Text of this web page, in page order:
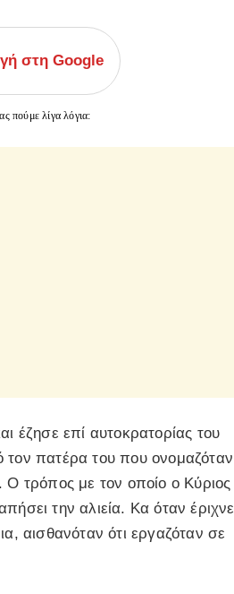
στη Google
πούμε λίγα λόγια:
έζησε επί αυτοκρατορίας του
πατέρα του που ονομαζόταν
Ο τρόπος με τον οποίο ο Κύριος
την αλιεία. Κα όταν έριχνε
αισθανόταν ότι εργαζόταν σε